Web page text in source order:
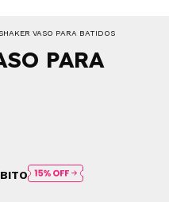
VASO PARA BATIDOS
PARA